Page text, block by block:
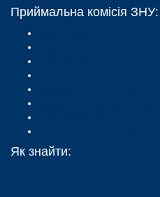
Приймальна комісія ЗНУ:
Як знайти: